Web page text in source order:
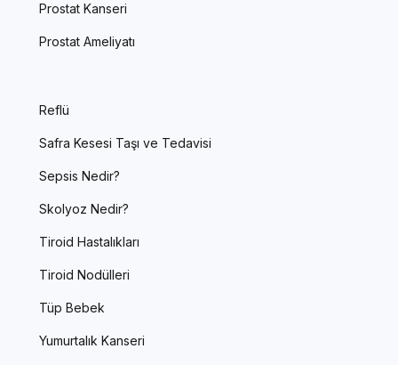
Prostat Kanseri
Prostat Ameliyatı
Reflü
Safra Kesesi Taşı ve Tedavisi
Sepsis Nedir?
Skolyoz Nedir?
Tiroid Hastalıkları
Tiroid Nodülleri
Tüp Bebek
Yumurtalık Kanseri